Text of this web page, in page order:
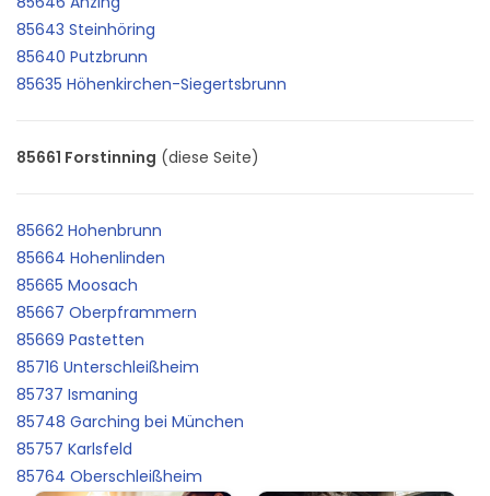
85643 Steinhöring
85640 Putzbrunn
85635 Höhenkirchen-Siegertsbrunn
85661 Forstinning (diese Seite)
85662 Hohenbrunn
85664 Hohenlinden
85665 Moosach
85667 Oberpframmern
85669 Pastetten
85716 Unterschleißheim
85737 Ismaning
85748 Garching bei München
85757 Karlsfeld
85764 Oberschleißheim